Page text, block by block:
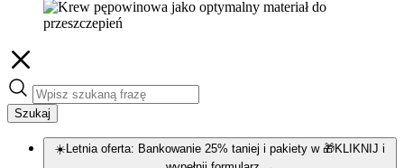
Szukaj
☀️Letnia oferta: Bankowanie 25% taniej i pakiety w 🎁KLIKNIJ i